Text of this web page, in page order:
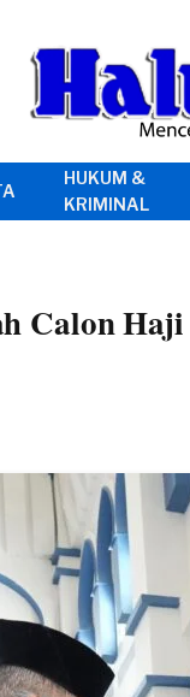
HUKUM &
KRIMINAL
Calon